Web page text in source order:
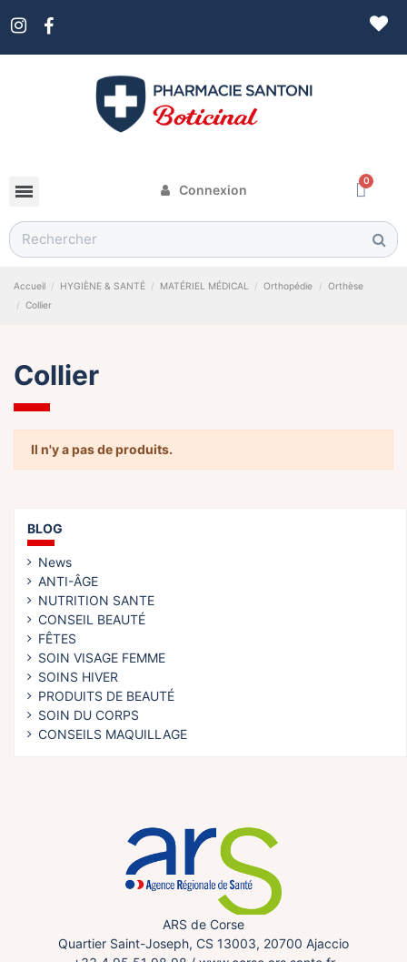
Connexion
Accueil HYGIÈNE & SANTÉ MATÉRIEL MÉDICAL Orthopédie
Orthèse
Collier
Collier
Il n'y a pas de produits.
BLOG
News
ANTI-ÂGE
NUTRITION SANTE
CONSEIL BEAUTÉ
FÊTES
SOIN VISAGE FEMME
SOINS HIVER
PRODUITS DE BEAUTÉ
SOIN DU CORPS
CONSEILS MAQUILLAGE
ARS de Corse
Quartier Saint-Joseph, CS 13003, 20700 Ajaccio